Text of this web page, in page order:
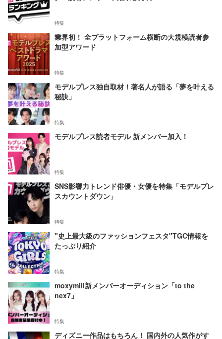
特集
業界初！ 全プラットフォーム横断の大規模読者参
加型アワード
特集
モデルプレス独自取材！著名人が語る「夢を叶える
秘訣」
特集
モデルプレス読者モデル 新メンバー加入！
特集
SNS影響力トレンド俳優・女優を特集「モデルプレ
スカウントダウン」
特集
"史上最大級のファッションフェスタ"TGC情報を
たっぷり紹介
特集
moxymill新メンバーオーディション「to the
nex7」
特集
ディズニー作品はもちろん！ 国内外の人気作がす